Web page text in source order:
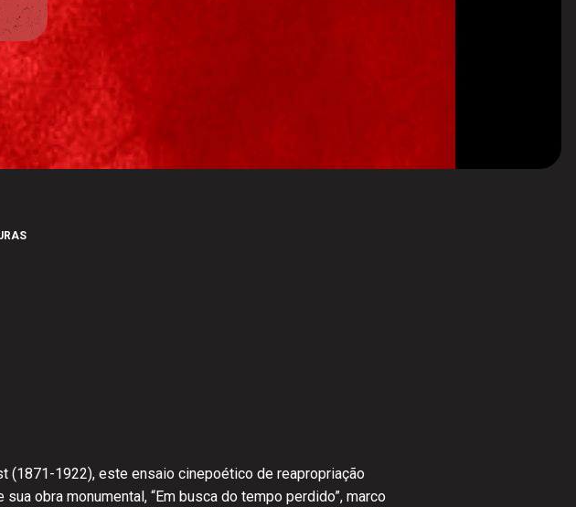
(1871-1922), este ensaio cinepoético de reapropriação
obra monumental, “Em busca do tempo perdido”, marco